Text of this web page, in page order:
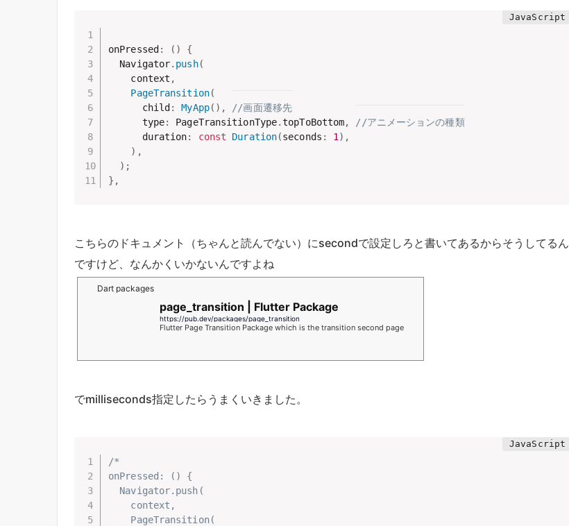
onPressed : ( )
{
  Navigator
. push(
    context
,
PageTransition(
      child
: MyApp( ) ,
//画面遷移先
      type
: PageTransitionType.topToBottom,
//アニメーションの種類
      duration
: const Duration(seconds : 1 ) ,
) ,
) ;
} ,
こちらのドキュメント（ちゃんと読んでない）にsecondで設定しろと書いてあるからそうしてるん
ですけど、なんかくいかないんですよね
Dart packages
page_transition | Flutter Package
https://pub.dev/packages/page_transition
Flutter Page Transition Package which is the transition second page
でmilliseconds指定したらうまくいきました。
/*
onPressed: () {
  Navigator.push(
    context,
    PageTransition(